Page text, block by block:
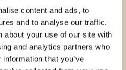
content and ads, to
and to analyse our traffic.
about your use of our site with
and analytics partners who
that you’ve
di carte, operando in
- PCI DSS Livello 1 - il
dell'industria delle carte
pagamenti con carte inserite
la banca verifica l'identità
token o una password oltre